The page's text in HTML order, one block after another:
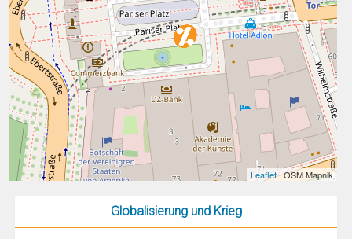
Leaflet| OSM Mapnik
Globalisierung und Krieg